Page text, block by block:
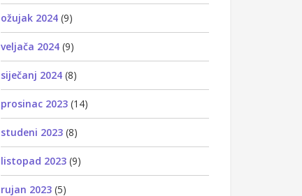
ožujak 2024 (9)
veljača 2024 (9)
siječanj 2024 (8)
prosinac 2023 (14)
studeni 2023 (8)
listopad 2023 (9)
rujan 2023 (5)